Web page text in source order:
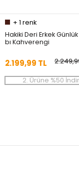
+ 1 renk
Hakiki Deri Erkek
bı Kahverengi
2.199,99 TL
2. Ürüne %50